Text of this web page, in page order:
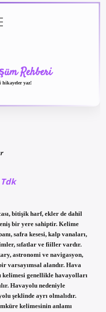
Rehberi
hikayeler yaz!
bitişik harf, ekler de dahil
bir yere sahiptir. Kelime
safra kesesi, kalp vanaları,
sıfatlar ve fiiller vardır.
astronomi ve navigasyon,
varsayımsal alandır. Hava
kelimesi genellikle havayolları
Havayolu nedeniyle
şeklinde ayrı olmalıdır.
kelimesinin anlamı